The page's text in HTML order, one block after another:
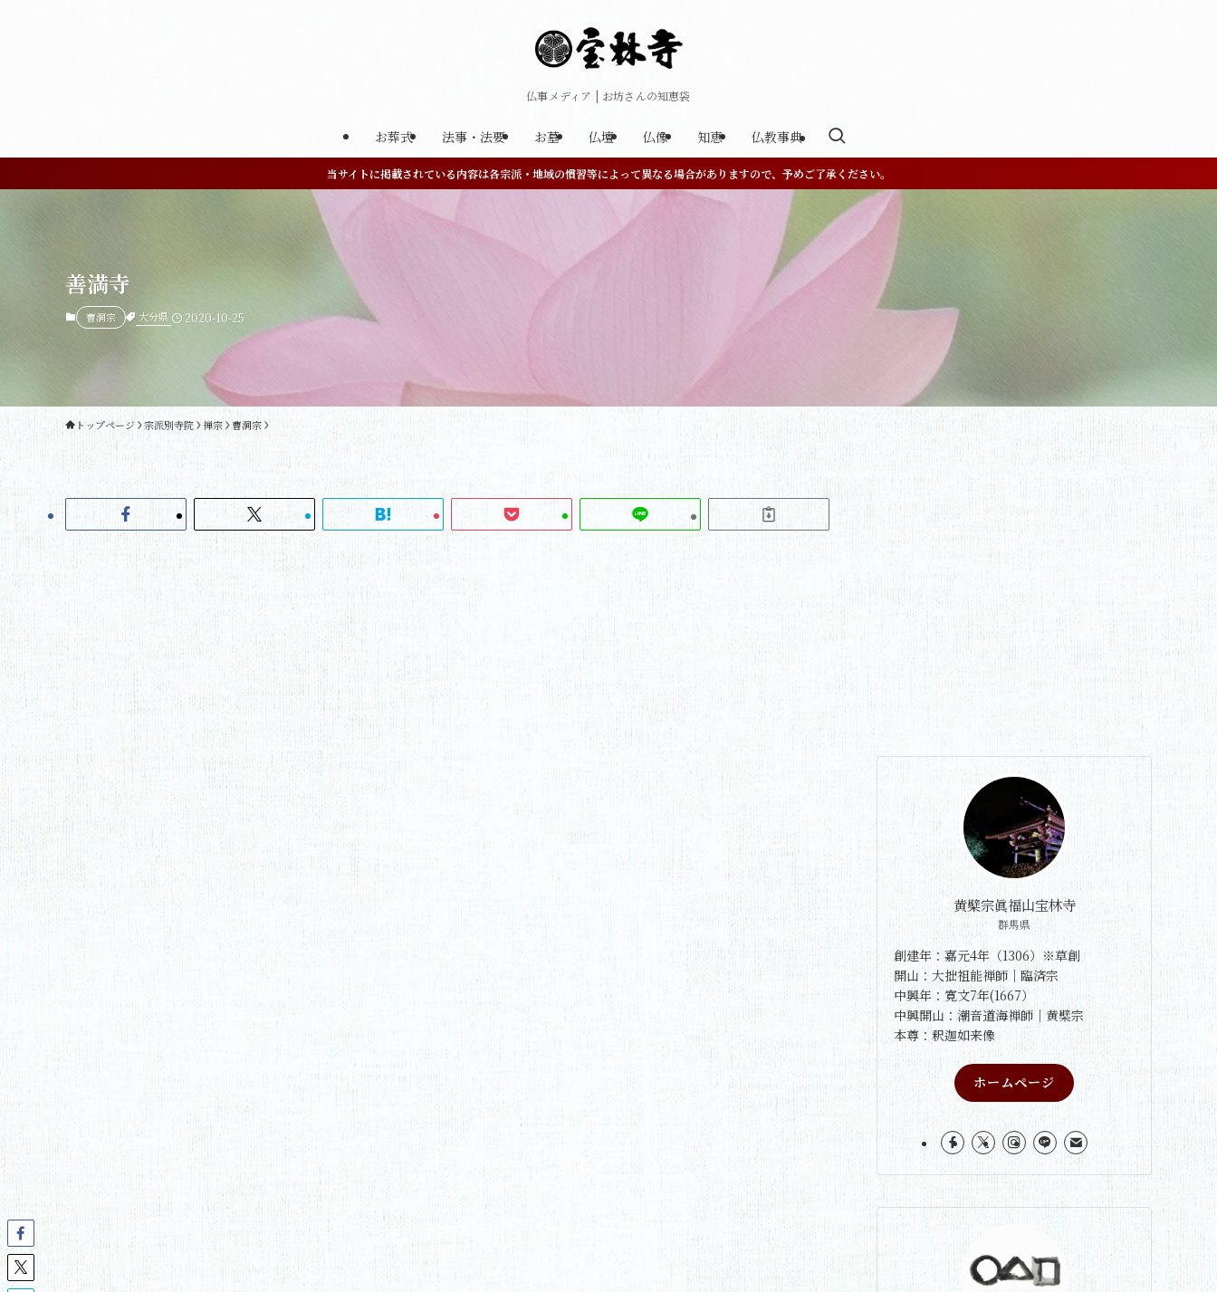
仏事メディア | お坊さんの知恵袋
お葬式 法事・法要 お墓 仏壇 仏像 知恵 仏教事典
当サイトに掲載されている内容は各宗派・地域の慣習等によって異なる場合がありますので、予めご了承ください。
善満寺
曹洞宗 大分県 2020-10-25
トップページ 宗派別寺院 禅宗 曹洞宗
黄檗宗眞福山宝林寺
群馬県
創建年：嘉元4年（1306）※草創
開山：大拙祖能禅師｜臨済宗
中興年：寛文7年(1667）
中興開山：潮音道海禅師｜黄檗宗
本尊：釈迦如来像
ホームページ